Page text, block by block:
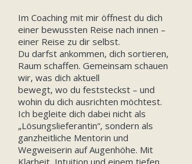
Im Coaching mit mir öffnest du dich
einer bewussten Reise nach innen –
einer Reise zu dir selbst.
Du darfst ankommen, dich sortieren,
Raum schaffen. Gemeinsam schauen
wir, was dich aktuell
bewegt, wo du feststeckst – und
wohin du dich ausrichten möchtest.
Ich begleite dich dabei nicht als
„Lösungslieferantin“, sondern als
ganzheitliche Mentorin und
Wegweiserin auf Augenhöhe. Mit
Klarheit, Intuition und einem tiefen